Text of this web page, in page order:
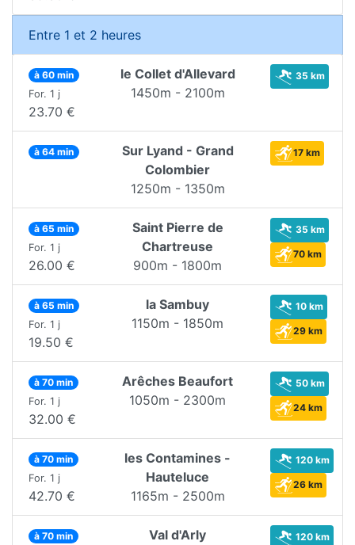
Entre 1 et 2 heures
à 60 min
For. 1 j
23.70 €
le Collet d'Allevard
1450m - 2100m
35 km
à 64 min
Sur Lyand - Grand
Colombier
1250m - 1350m
17 km
à 65 min
For. 1 j
26.00 €
Saint Pierre de
Chartreuse
900m - 1800m
35 km
70 km
à 65 min
For. 1 j
19.50 €
la Sambuy
1150m - 1850m
10 km
29 km
à 70 min
For. 1 j
32.00 €
Arêches Beaufort
1050m - 2300m
50 km
24 km
à 70 min
For. 1 j
42.70 €
les Contamines -
Hauteluce
1165m - 2500m
120 km
26 km
à 70 min
Val d'Arly
120 km